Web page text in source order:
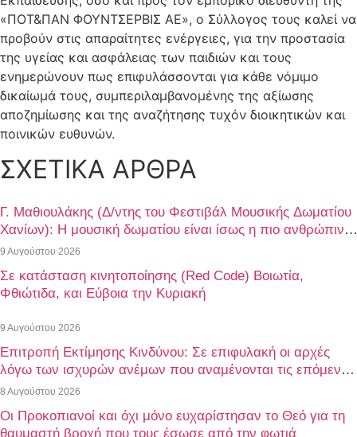
«ΠΟΤ&ΠΑΝ ΦΟΥΝΤΣΕΡΒΙΣ ΑΕ», ο Σύλλογος τους καλεί να
προβούν στις απαραίτητες ενέργειες, για την προστασία
της υγείας και ασφάλειας των παιδιών και τους
ενημερώνουν πως επιφυλάσσονται για κάθε νόμιμο
δικαίωμά τους, συμπεριλαμβανομένης της αξίωσης
αποζημίωσης και της αναζήτησης τυχόν διοικητικών και
ποινικών ευθυνών.
ΣΧΕΤΙΚΑ ΑΡΘΡΑ
Γ. Μαθιουλάκης (Δ/ντης του Φεστιβάλ Μουσικής Δωματίου
Χανίων): Η μουσική δωματίου είναι ίσως η πιο ανθρώπινη
μορφή μουσικής έκφρασης
9 Αυγούστου 2026
Σε κατάσταση κινητοποίησης (Red Code) Βοιωτία,
Φθιώτιδα, και Εύβοια την Κυριακή
9 Αυγούστου 2026
Επιτροπή Εκτίμησης Κινδύνου: Σε επιφυλακή οι αρχές
λόγω των ισχυρών ανέμων που αναμένονται τις επόμενες
ημέρες
8 Αυγούστου 2026
Οι Προκοπιανοί και όχι μόνο ευχαρίστησαν το Θεό για τη
θαυμαστή βροχή που τους έσωσε από την φωτιά